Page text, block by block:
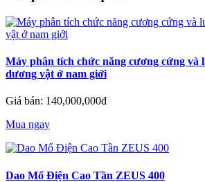
Máy phân tích chức năng cương cứng và
dương vật ở nam giới
Giá bán: 140,000,000đ
Mua ngay
Dao Mổ Điện Cao Tần ZEUS 400